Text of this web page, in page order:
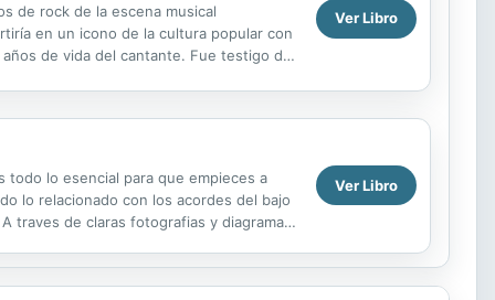
de rock de la escena musical
en un icono de la cultura popular con
de vida del cantante. Fue testigo del
Ver Libro
todo lo esencial para que empieces a
lo relacionado con los acordes del bajo
traves de claras fotografias y diagramas,
Ver Libro